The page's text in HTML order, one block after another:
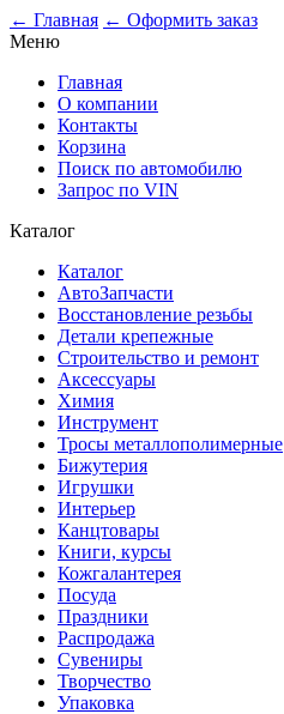
← Главная ← Оформить заказ
Меню
Главная
О компании
Контакты
Корзина
Поиск по автомобилю
Запрос по VIN
Каталог
Каталог
АвтоЗапчасти
Восстановление резьбы
Детали крепежные
Строительство и ремонт
Аксессуары
Химия
Инструмент
Тросы металлополимерные
Бижутерия
Игрушки
Интерьер
Канцтовары
Книги, курсы
Кожгалантерея
Посуда
Праздники
Распродажа
Сувениры
Творчество
Упаковка